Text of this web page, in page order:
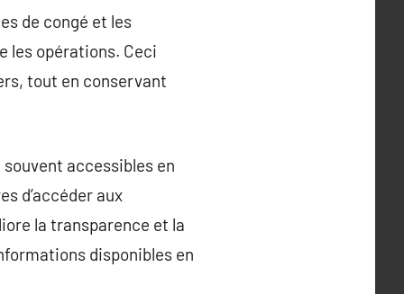
de congé et les
les opérations. Ceci
tout en conservant
accessibles en
d’accéder aux
la transparence et la
disponibles en